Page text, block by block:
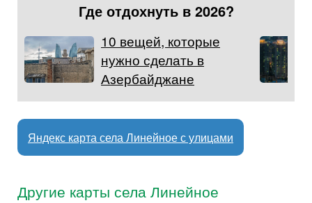
Где отдохнуть в 2026?
10 вещей, которые
нужно сделать в
Азербайджане
Яндекс карта села Линейное с улицами
Другие карты села Линейное